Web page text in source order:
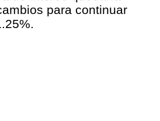
para continuar